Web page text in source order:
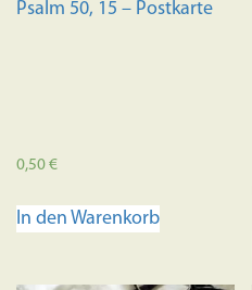
Psalm 50, 15 – Postkarte
0,50€
In den Warenkorb